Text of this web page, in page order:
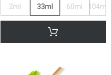
2ml 33ml 60ml 104ml